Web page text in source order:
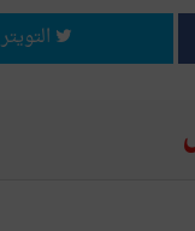
التويتر